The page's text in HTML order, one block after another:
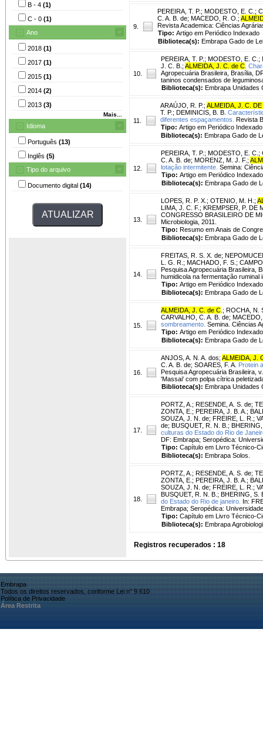
B - 4 (1)
C - 0 (1)
Ano
2018 (1)
2017 (1)
2015 (1)
2014 (2)
2013 (3)
Mais...
Idioma
Português (13)
Inglês (5)
Tipo do arquivo
Documento digital (14)
9.
PEREIRA, T. P. ; MODESTO, E. C. ;
C. A. B. de; MACEDO, R. O. ;
Revista Academica: Ciências
Tipo: Artigo em Periódico Indexado
Biblioteca(s): Embrapa Gado de
10.
PEREIRA, T. P. ; MODESTO, E. C. ;
J. C. B. ; ALMEIDA, J. C. de C
Agropecuária Brasileira, Brasília,
taninos condensados de
Biblioteca(s): Embrapa Unidades
11.
ARAÚJO, R. P. ; ALMEIDA, J. C. DE
T. P. ; DEMINICIS, B. B.
diferentes espaçamentos. Revista
Tipo: Artigo em Periódico Indexado
Biblioteca(s): Embrapa Gado de
12.
PEREIRA, T. P. ; MODESTO, E. C. ;
C. A. B. de; MORENZ, M. J. F. ;
lotação intermitente. Semina:
Tipo: Artigo em Periódico Indexado
Biblioteca(s): Embrapa Gado de
13.
LOPES, R. P. X. ; OTENIO, M. H. ;
LIMA, J. C. F. ; KREMPSER, P. DE
CONGRESSO BRASILEIRO DE
Microbiologia, 2011.
Tipo: Resumo em Anais de
Biblioteca(s): Embrapa Gado de
14.
FREITAS, R. S. X. de;
L. G. R. ; MACHADO, F. S. ;
Pesquisa Agropecuária Brasileira,
humidicola na fermentação ruminal
Tipo: Artigo em Periódico Indexado
Biblioteca(s): Embrapa Gado de
15.
ALMEIDA, J. C. de C ; ROCHA, N.
CARVALHO, C. A. B. de;
sombreamento. Semina. Ciências
Tipo: Artigo em Periódico Indexado
Biblioteca(s): Embrapa Gado de
16.
ANJOS, A. N. A. dos; ALMEIDA, J.
C. A. B. de; SOARES, F. A. Protein
Pesquisa Agropecuária Brasileira,
'Massai' com polpa cítrica
Biblioteca(s): Embrapa Unidades
17.
PORTZ, A. ; RESENDE, A. S. de;
ZONTA, E. ; PEREIRA, J. B. A. ;
SOUZA, J. N. de; FREIRE, L. R. ;
de; BUSQUET, R. N. B. ;
culturas do Estado do Rio de
DF: Embrapa; Seropédica:
Tipo: Capítulo em Livro Técnico-
Biblioteca(s): Embrapa Solos.
18.
PORTZ, A. ; RESENDE, A. S. de;
ZONTA, E. ; PEREIRA, J. B. A. ;
SOUZA, J. N. de; FREIRE, L. R. ;
BUSQUET, R. N. B. ; BHERING, S.
do Estado do Rio de janeiro. In:
Embrapa; Seropédica:
Tipo: Capítulo em Livro Técnico-
Biblioteca(s): Embrapa
Registros recuperados : 18
Embrapa
Todos os direitos reservados, conforme Lei n° 9.610
Política de Privacidade
Área Restrita